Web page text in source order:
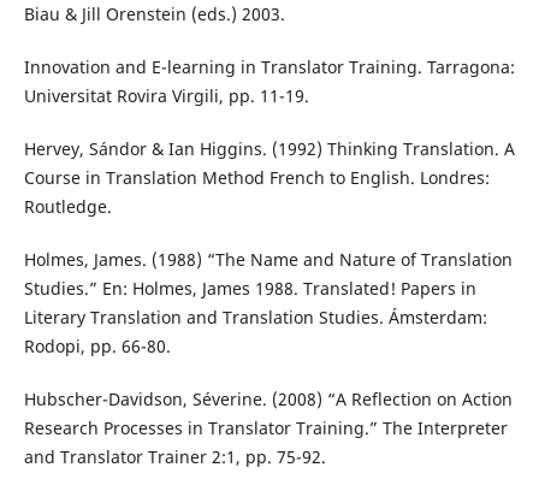
Biau & Jill Orenstein (eds.) 2003.
Innovation and E-learning in Translator Training. Tarragona:
Universitat Rovira Virgili, pp. 11-19.
Hervey, Sándor & Ian Higgins. (1992) Thinking Translation. A
Course in Translation Method French to English. Londres:
Routledge.
Holmes, James. (1988) “The Name and Nature of Translation
Studies.” En: Holmes, James 1988. Translated! Papers in
Literary Translation and Translation Studies. Ámsterdam:
Rodopi, pp. 66-80.
Hubscher-Davidson, Séverine. (2008) “A Reflection on Action
Research Processes in Translator Training.” The Interpreter
and Translator Trainer 2:1, pp. 75-92.